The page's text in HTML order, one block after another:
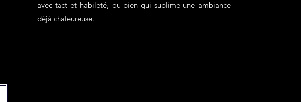
avec tact et habileté, ou bien qui sublime une ambiance
déjà chaleureuse.